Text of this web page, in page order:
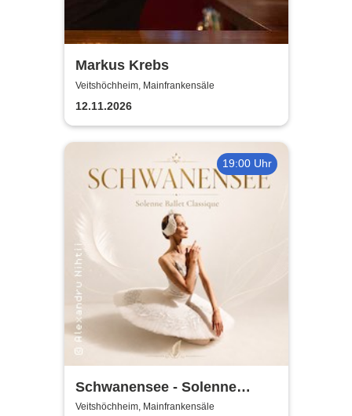
Markus Krebs
Veitshöchheim, Mainfrankensäle
12.11.2026
19:00 Uhr
Schwanensee - Solenne
Ballet Classique
Veitshöchheim, Mainfrankensäle